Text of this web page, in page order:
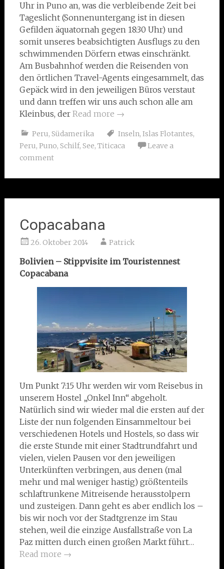
Uhr in Puno an, was die verbleibende Zeit bei
Tageslicht (Sonnenuntergang ist in diesen
Gefilden äquatornah gegen 18:30 Uhr) und
somit unseres beabsichtigten Ausflugs zu den
schwimmenden Dörfern etwas einschränkt.
Am Busbahnhof werden die Reisenden von
den örtlichen Travel-Agents eingesammelt, das
Gepäck wird in den jeweiligen Büros verstaut
und dann treffen wir uns auch schon alle am
Kleinbus, der Read more →
Peru, Südamerika Inseln, Islas Flotantes,
Peru, Puno, Schilf, See, Titicaca
Leave a
comment
Copacabana
26. Oktober 2014 Patrick
Bolivien – Stippvisite im Touristennest
Copacabana
Um Punkt 7:15 Uhr werden wir vom Reisebus in
unserem Hostel „Onkel Inn“ abgeholt.
Natürlich sind wir wieder mal die ersten auf der
Liste der nun folgenden Einsammeltour bei
verschiedenen Hotels und Hostels, so dass wir
die erste Stunde mit einer Stadtrundfahrt und
vielen, vielen Pausen vor den jeweiligen
Unterkünften verbringen, aus denen (mal
mehr und mal weniger hastig) größtenteils
schlaftrunkene Mitreisende herausstolpern
und zusteigen. Dann geht es aber endlich los –
bis wir noch vor der Stadtgrenze im Stau
stehen, weil die einzige Ausfallstraße von La
Paz mitten durch einen großen Markt führt…
Read more →